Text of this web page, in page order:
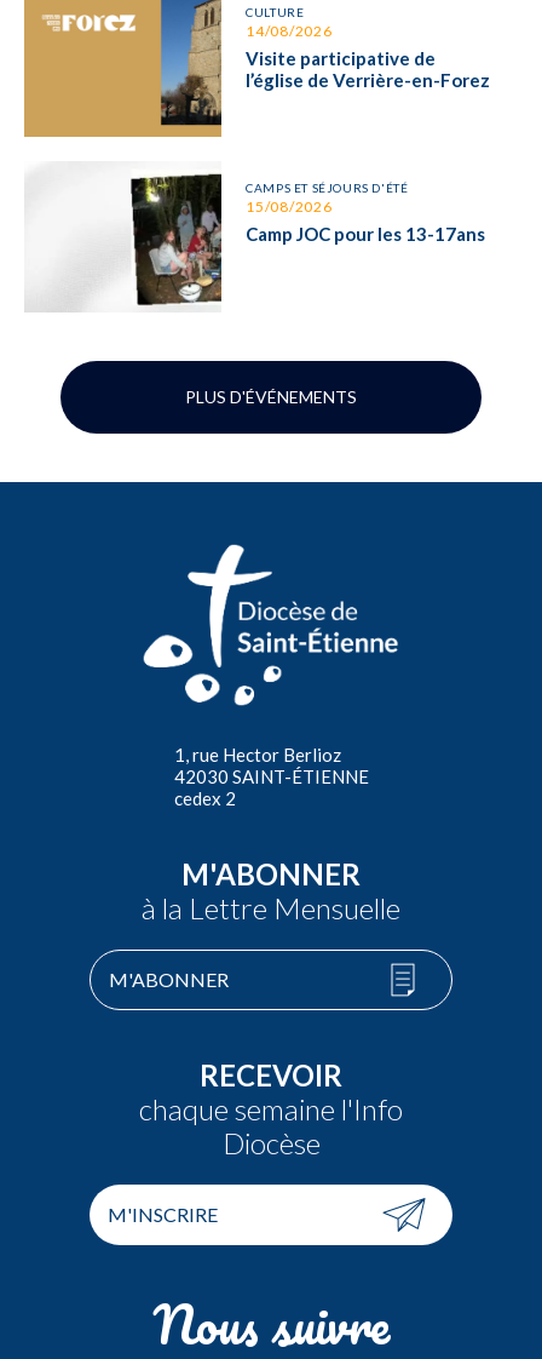
PLUS D'ÉVÉNEMENTS
CULTURE
14/08/2026
Visite participative de
l’église de Verrière-en-Forez
CAMPS ET SÉJOURS D'ÉTÉ
15/08/2026
Camp JOC pour les 13-17ans
1, rue Hector Berlioz
42030 SAINT-ÉTIENNE
cedex 2
M'ABONNER
à la Lettre Mensuelle
M'ABONNER
RECEVOIR
chaque semaine l'Info
Diocèse
M'INSCRIRE
Nous suivre